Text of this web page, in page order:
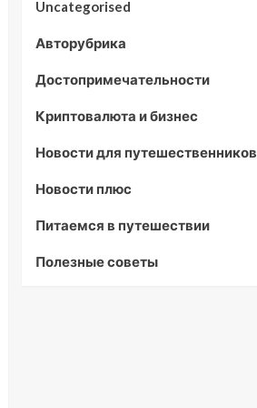
Uncategorised
Авторубрика
Достопримечательности
Криптовалюта и бизнес
Новости для путешественников
Новости плюс
Питаемся в путешествии
Полезные советы